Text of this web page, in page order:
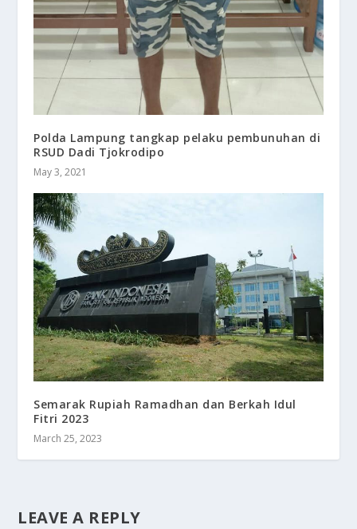
Polda Lampung tangkap pelaku pembunuhan di
RSUD Dadi Tjokrodipo
May 3, 2021
Semarak Rupiah Ramadhan dan Berkah Idul
Fitri 2023
March 25, 2023
LEAVE A REPLY